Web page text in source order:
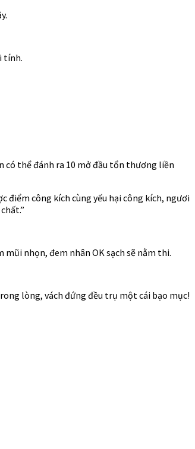
tính.
có thể đánh ra 10 mở đầu tổn thương liền
điểm công kích cùng yếu hại công kích, ngươi
nhọn, đem nhân OK sạch sẽ nằm thi.
lòng, vách đứng đều trụ một cái bạo mục!